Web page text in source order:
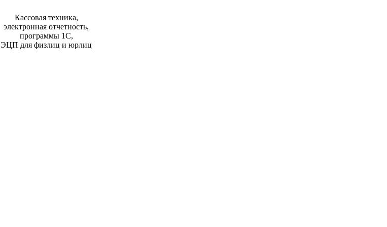
Кассовая техника,
электронная отчетность,
программы 1С,
ЭЦП для физлиц и юрлиц